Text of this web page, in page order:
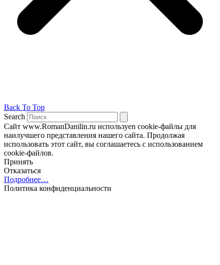
Back To Top
Search
Сайт www.RomanDanilin.ru используеn cookie-файлы для
наилучшего представления нашего сайта. Продолжая
использовать этот сайт, вы соглашаетесь с использованием
cookie-файлов.
Принять
Отказаться
Подробнее…
Политика конфиденциальности